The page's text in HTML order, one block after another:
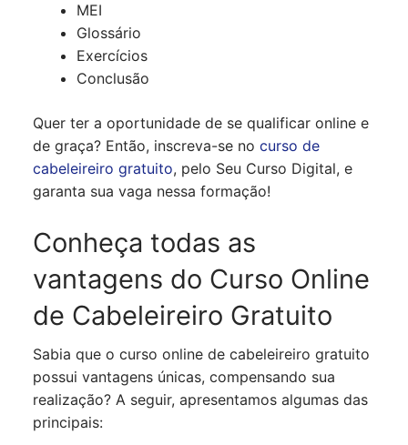
MEI
Glossário
Exercícios
Conclusão
Quer ter a oportunidade de se qualificar online e
de graça? Então, inscreva-se no curso de
cabeleireiro gratuito, pelo Seu Curso Digital, e
garanta sua vaga nessa formação!
Conheça todas as
vantagens do Curso Online
de Cabeleireiro Gratuito
Sabia que o curso online de cabeleireiro gratuito
possui vantagens únicas, compensando sua
realização? A seguir, apresentamos algumas das
principais: